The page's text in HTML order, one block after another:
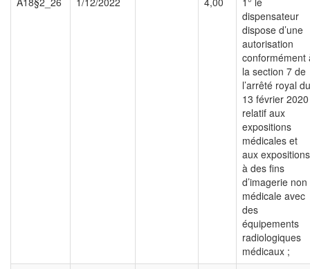
dispensateur
dispose d’une
autorisation
conformément
la section 7 de
l’arrêté royal du
13 février 2020
relatif aux
expositions
médicales et
aux expositions
à des fins
d’imagerie non
médicale avec
des
équipements
radiologiques
médicaux ;